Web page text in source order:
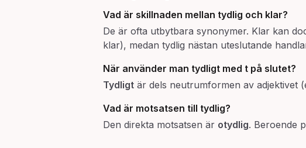
Vad är skillnaden mellan tydlig och klar?
De är ofta utbytbara synonymer. Klar kan
klar), medan tydlig nästan uteslutande
När använder man tydligt med t på slutet?
Tydligt är dels neutrumformen av adjektivet
Vad är motsatsen till tydlig?
Den direkta motsatsen är otydlig. Beroende